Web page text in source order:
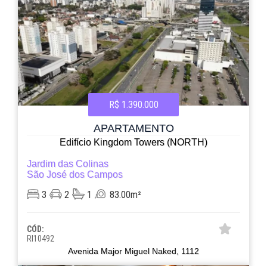
R$ 1.390.000
APARTAMENTO
Edifício Kingdom Towers (NORTH)
Jardim das Colinas
São José dos Campos
3 2 1 83.00m²
CÓD:
RI10492
Avenida Major Miguel Naked, 1112